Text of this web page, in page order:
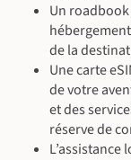
Un
de la
Une carte
de votre
et des
réserve de